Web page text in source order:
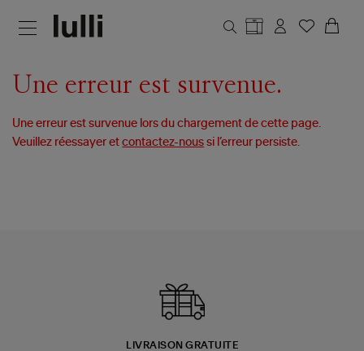
Une erreur est survenue.
Une erreur est survenue lors du chargement de cette page.
Veuillez réessayer etcontactez-nous si l’erreur persiste.
LIVRAISON GRATUITE